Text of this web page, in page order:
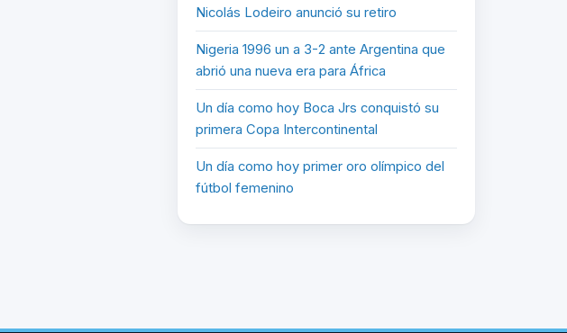
Nicolás Lodeiro anunció su retiro
Nigeria 1996 un a 3-2 ante Argentina que
abrió una nueva era para África
Un día como hoy Boca Jrs conquistó su
primera Copa Intercontinental
Un día como hoy primer oro olímpico del
fútbol femenino